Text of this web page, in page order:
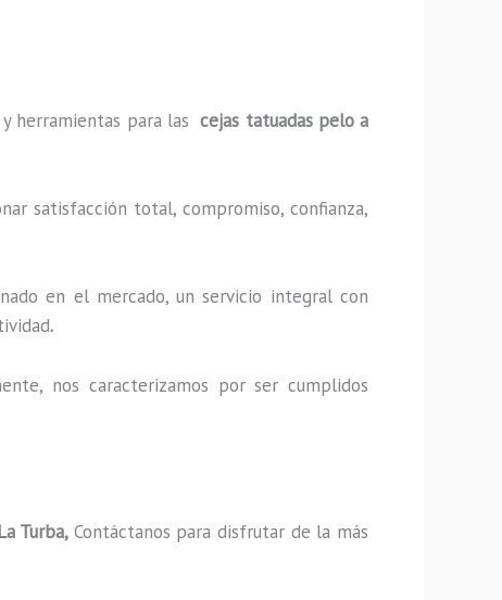
y herramientas para lascejas tatuadas pelo a
satisfacción total, compromiso, confianza,
en el mercado, un servicio integral con
.
nos caracterizamos por ser cumplidos
Turba, Contáctanos para disfrutar de la más